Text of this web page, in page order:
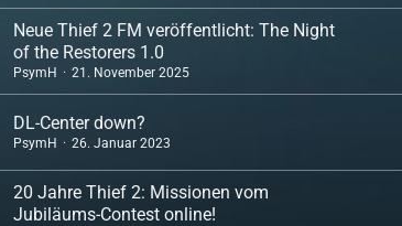
Neue Thief 2 FM veröffentlicht: The Night
of the Restorers 1.0
PsymH 21. November 2025
DL-Center down?
PsymH 26. Januar 2023
20 Jahre Thief 2: Missionen vom
Jubiläums-Contest online!